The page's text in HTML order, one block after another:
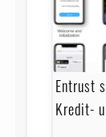
Entrust
Kredit-